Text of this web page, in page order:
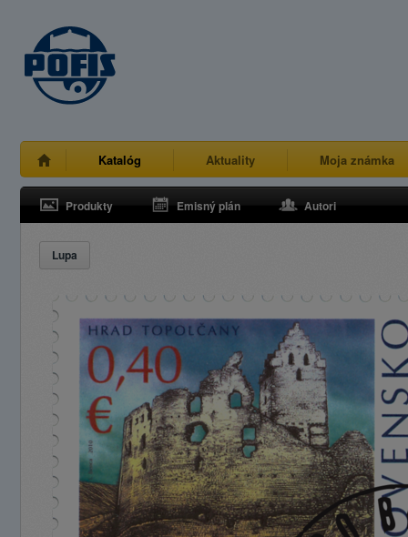
Katalóg Aktuality Moja známka
Produkty Emisný plán Autori
Lupa